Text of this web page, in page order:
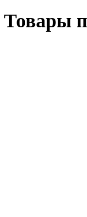
Товары